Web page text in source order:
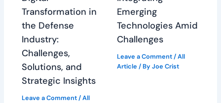
Transformation in
the Defense
Industry:
Challenges,
Solutions, and
Strategic Insights
Leave a Comment/All
Emerging
Technologies Amid
Challenges
Leave a Comment /All
Article / By Joe Crist